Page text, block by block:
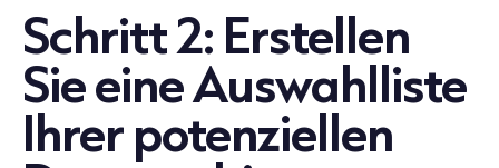
Schritt 2: Erstellen
Sie eine Auswahlliste
Ihrer potenziellen